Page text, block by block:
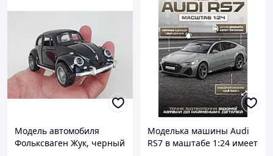
Модель автомобиля
Фольксваген Жук, черный
Моделька машины Audi
RS7 в маштабе 1:24 имеет